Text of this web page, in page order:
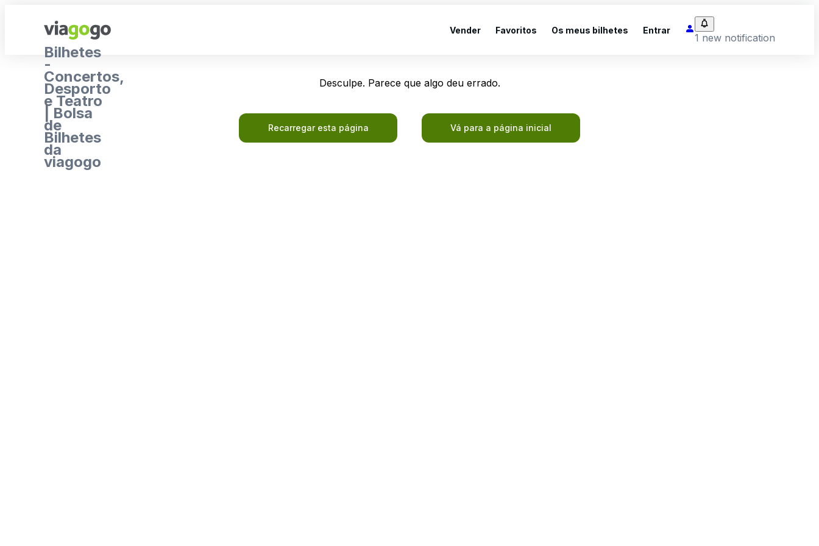
Bilhetes
-
Concertos,
Desporto
e Teatro
| Bolsa
de
Bilhetes
da
viagogo
Vender Favoritos Os meus bilhetes Entrar
1 new notification
Desculpe. Parece que algo deu errado.
Recarregar esta página Vá para a página inicial